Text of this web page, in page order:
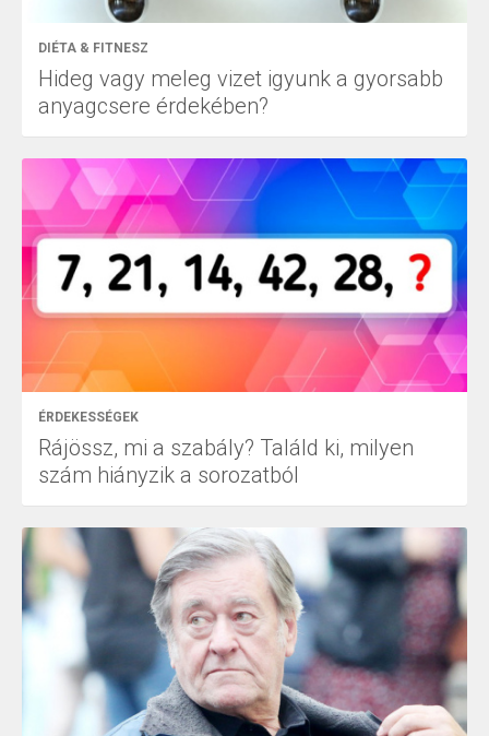
DIÉTA & FITNESZ
Hideg vagy meleg vizet igyunk a gyorsabb
anyagcsere érdekében?
ÉRDEKESSÉGEK
Rájössz, mi a szabály? Találd ki, milyen
szám hiányzik a sorozatból